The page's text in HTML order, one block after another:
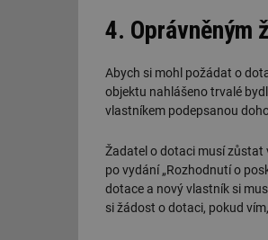
4. Oprávněným
Abych si mohl požádat o
objektu nahlášeno trvalé
vlastníkem podepsanou
Žadatel o dotaci musí zůstat
po vydání „Rozhodnutí o
dotace a nový vlastník si
si žádost o dotaci, pokud